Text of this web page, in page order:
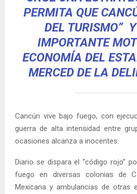
PERMITA QUE
DEL TURISMO”
IMPORTANTE
ECONOMÍA DEL
MERCED DE LA
Cancún vive bajo fuego, con
guerra de alta intensidad entre
ocasiones alcanza a inocentes.
Diario se dispara el “código rojo”
fuego en diversas colonias de
Mexicana y ambulancias de otras